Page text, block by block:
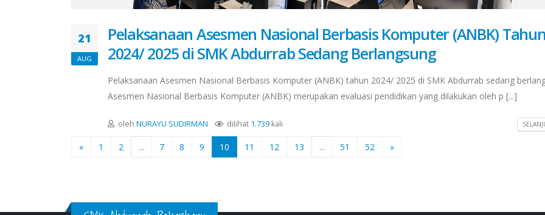
21
AUG
Pelaksanaan Asesmen Nasional Berbasis Komputer (ANBK)
2024/ 2025 di SMK Abdurrab Sedang Berlangsung
Pelaksanaan Asesmen Nasional Berbasis Komputer (ANBK) tahun 2024/ 2025 di SMK Abdurrab sedang
Asesmen Nasional Berbasis Komputer (ANBK) merupakan evaluasi pendidikan yang dilakukan oleh p [...]
oleh NURAYU SUDIRMAN dilihat 1.739 kali
« 1 2 ... 7 8 9 10 11 12 13 ... 51 52 »